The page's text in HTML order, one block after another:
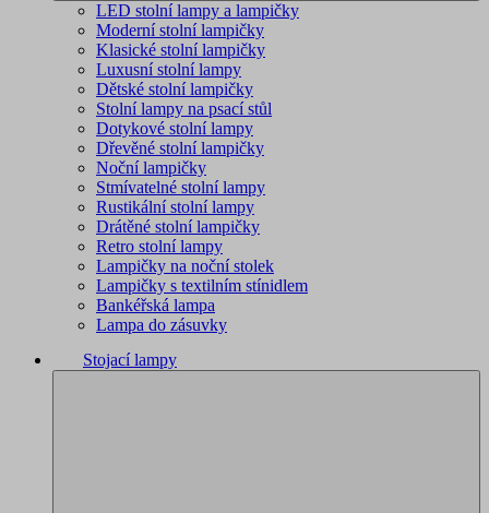
LED stolní lampy a lampičky
Moderní stolní lampičky
Klasické stolní lampičky
Luxusní stolní lampy
Dětské stolní lampičky
Stolní lampy na psací stůl
Dotykové stolní lampy
Dřevěné stolní lampičky
Noční lampičky
Stmívatelné stolní lampy
Rustikální stolní lampy
Drátěné stolní lampičky
Retro stolní lampy
Lampičky na noční stolek
Lampičky s textilním stínidlem
Bankéřská lampa
Lampa do zásuvky
Stojací lampy